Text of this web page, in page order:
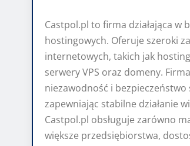
Castpol.pl to firma działająca w
hostingowych. Oferuje szeroki
internetowych, takich jak
serwery VPS oraz domeny.
niezawodność i bezpieczeństwo
zapewniając stabilne działanie
Castpol.pl obsługuje zarówno
większe przedsiębiorstwa,